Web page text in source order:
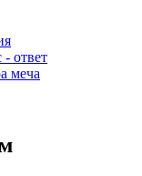
ответ
меча